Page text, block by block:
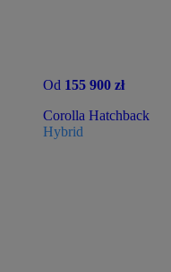
Od 155 900 zł
Corolla Hatchback
Hybrid